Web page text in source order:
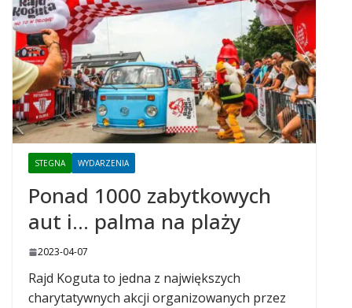
STEGNA WYDARZENIA
Ponad 1000 zabytkowych
aut i… palma na plaży
2023-04-07
Rajd Koguta to jedna z największych
charytatywnych akcji organizowanych przez